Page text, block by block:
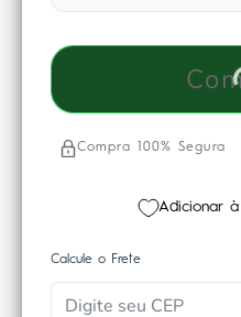
Compra 100% Segura
Adicionar
Calcule o Frete